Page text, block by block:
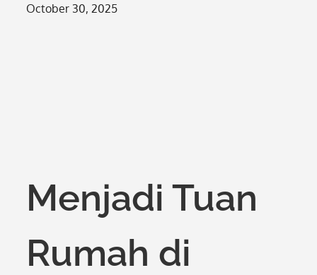
Posted
October 30, 2025
Menjadi Tuan
Rumah di